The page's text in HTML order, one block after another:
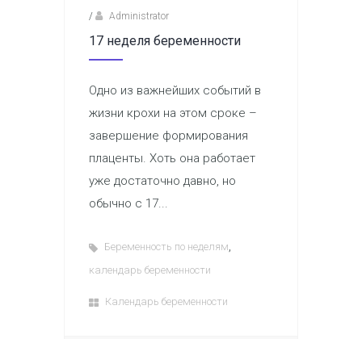
/
Administrator
17 неделя беременности
Одно из важнейших событий в
жизни крохи на этом сроке –
завершение формирования
плаценты. Хоть она работает
уже достаточно давно, но
обычно с 17...
Беременность по неделям,
календарь беременности
Календарь беременности